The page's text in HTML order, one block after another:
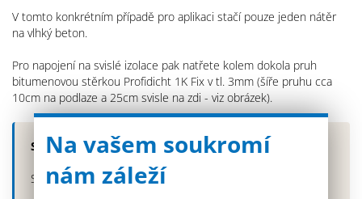
Na vašem soukromí
nám záleží
V tomto konkrétním případě pro aplikaci stačí pouze jeden nátěr
na vlhký beton.
Pro napojení na svislé izolace pak natřete kolem dokola pruh
bitumenovou stěrkou Profidicht 1K Fix v tl. 3mm (šíře pruhu cca
10cm na podlaze a 25cm svisle na zdi - viz obrázek).
Spotřeba materiálu:
Sikkaton B - 5x 25kg